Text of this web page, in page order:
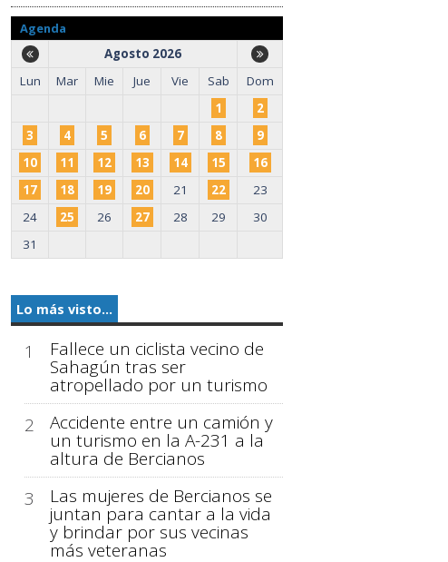
Agenda
Agosto 2026
Lun
Mar Mie Jue Vie Sab
Dom
1
2
3
4 5 6 7 8
9
10
11 12 13 14 15
16
17
18 19 20 21 22
23
24
25 26 27 28 29
30
31
Lo más visto...
1 Fallece un ciclista vecino de
Sahagún tras ser
atropellado por un turismo
2
Accidente entre un camión y
un turismo en la A-231 a la
altura de Bercianos
3
Las mujeres de Bercianos se
juntan para cantar a la vida
y brindar por sus vecinas
más veteranas